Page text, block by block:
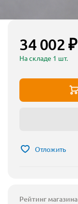
34 002 ₽
На складе 1 шт.
Отложить
Рейтинг магазина